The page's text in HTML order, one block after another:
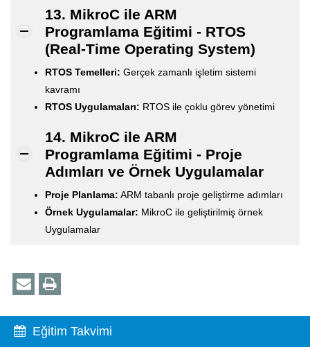
13. MikroC ile ARM
Programlama Eğitimi - RTOS
(Real-Time Operating System)
RTOS Temelleri: Gerçek zamanlı işletim sistemi
kavramı
RTOS Uygulamaları: RTOS ile çoklu görev yönetimi
14. MikroC ile ARM
Programlama Eğitimi - Proje
Adımları ve Örnek Uygulamalar
Proje Planlama: ARM tabanlı proje geliştirme adımları
Örnek Uygulamalar: MikroC ile geliştirilmiş örnek
Uygulamalar
Eğitim Takvimi